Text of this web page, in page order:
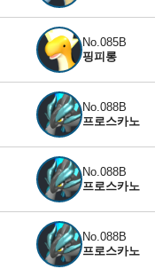
No.085B
핑피롱
No.088B
프로스카노
No.088B
프로스카노
No.088B
프로스카노